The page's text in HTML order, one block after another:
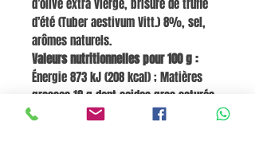
d’olive extra vierge, brisure de truffe
d’été (Tuber aestivum Vitt.) 8%, sel,
arômes naturels.
Valeurs nutritionnelles pour 100 g :
Énergie 873 kJ (208 kcal) ; Matières
grasses 18 g dont acides gras saturés
2,6 g ; Glucides 4,3 g dont sucres 3,4 g